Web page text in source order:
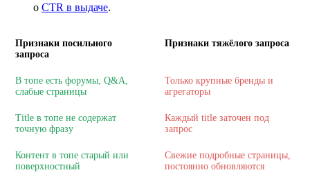
о CTR в выдаче.
Признаки посильного
запроса
Признаки тяжёлого запроса
В топе есть форумы, Q&A,
слабые страницы
Только крупные бренды и
агрегаторы
Title в топе не содержат
точную фразу
Каждый title заточен под
запрос
Контент в топе старый или
поверхностный
Свежие подробные страницы,
постоянно обновляются